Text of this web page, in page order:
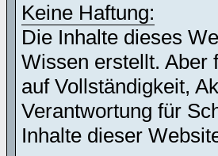
Keine Haftung:
Die Inhalte dieses
Wissen erstellt. Aber
auf Vollständigkeit,
Verantwortung für
Inhalte dieser